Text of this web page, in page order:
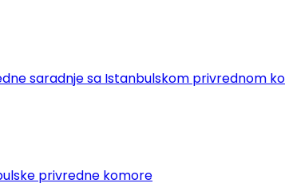
saradnje sa Istanbulskom privrednom
privredne komore